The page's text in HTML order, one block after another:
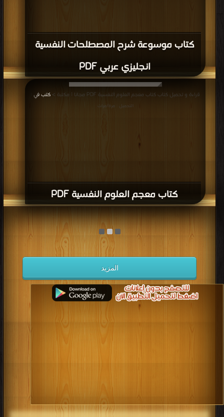
كتاب موسوعة شرح المصطلحات النفسية
انجليزي عربي PDF
كتاب معجم العلوم النفسية PDF
قراءة و تحميل كتاب كتاب معجم العلوم النفسية PDF مجانا | مكتبة > كتب في
التحميل : مرة/مرات
المزيد